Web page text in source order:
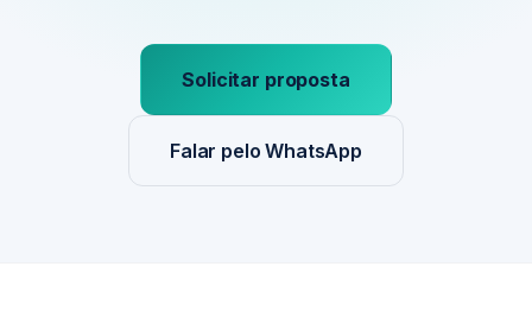
Solicitar proposta
Falar pelo WhatsApp